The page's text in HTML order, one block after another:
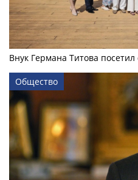
Внук Германа Титова
Общество